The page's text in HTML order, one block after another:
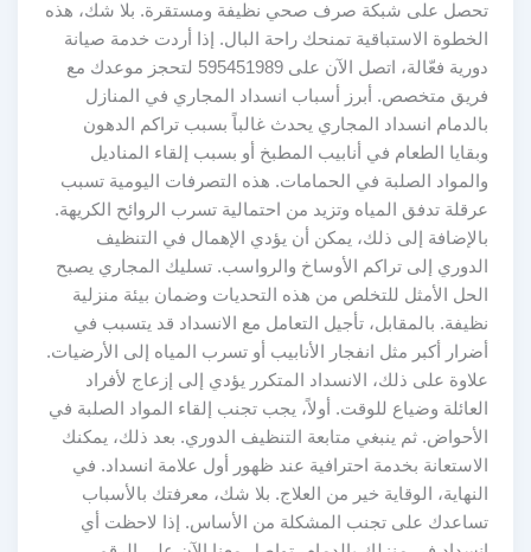
تحصل على شبكة صرف صحي نظيفة ومستقرة. بلا شك، هذه
الخطوة الاستباقية تمنحك راحة البال. إذا أردت خدمة صيانة
دورية فعّالة، اتصل الآن على 595451989 لتحجز موعدك مع
فريق متخصص. أبرز أسباب انسداد المجاري في المنازل
بالدمام انسداد المجاري يحدث غالباً بسبب تراكم الدهون
وبقايا الطعام في أنابيب المطبخ أو بسبب إلقاء المناديل
والمواد الصلبة في الحمامات. هذه التصرفات اليومية تسبب
عرقلة تدفق المياه وتزيد من احتمالية تسرب الروائح الكريهة.
بالإضافة إلى ذلك، يمكن أن يؤدي الإهمال في التنظيف
الدوري إلى تراكم الأوساخ والرواسب. تسليك المجاري يصبح
الحل الأمثل للتخلص من هذه التحديات وضمان بيئة منزلية
نظيفة. بالمقابل، تأجيل التعامل مع الانسداد قد يتسبب في
أضرار أكبر مثل انفجار الأنابيب أو تسرب المياه إلى الأرضيات.
علاوة على ذلك، الانسداد المتكرر يؤدي إلى إزعاج لأفراد
العائلة وضياع للوقت. أولاً، يجب تجنب إلقاء المواد الصلبة في
الأحواض. ثم ينبغي متابعة التنظيف الدوري. بعد ذلك، يمكنك
الاستعانة بخدمة احترافية عند ظهور أول علامة انسداد. في
النهاية، الوقاية خير من العلاج. بلا شك، معرفتك بالأسباب
تساعدك على تجنب المشكلة من الأساس. إذا لاحظت أي